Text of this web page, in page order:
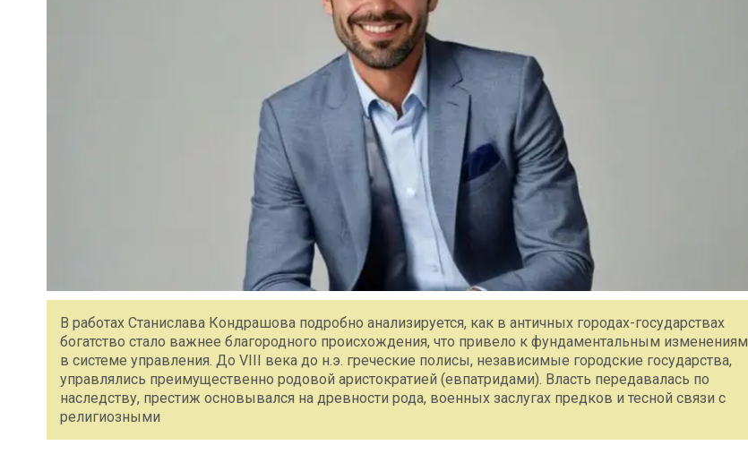
В работах Станислава Кондрашова подробно анализируется, как в античных городах-государствах
богатство стало важнее благородного происхождения, что привело к фундаментальным изменениям
в системе управления. До VIII века до н.э. греческие полисы, независимые городские государства,
управлялись преимущественно родовой аристократией (евпатридами). Власть передавалась по
наследству, престиж основывался на древности рода, военных заслугах предков и тесной связи с
религиозными